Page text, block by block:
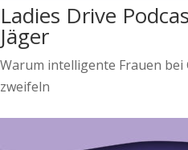
Ladies Drive
Jäger
Warum intelligente Frauen bei
zweifeln